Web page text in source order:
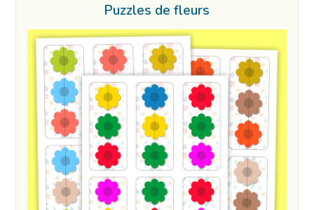
Puzzles de fleurs